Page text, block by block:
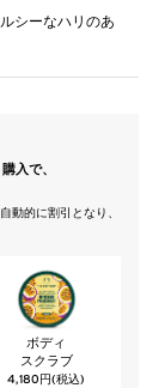
シーなハリのあ
入で、
動的に割引となり、
ボディ
スクラブ
4,180円(税込)